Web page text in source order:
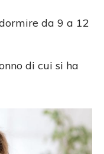
da 9 a 12
di cui si ha